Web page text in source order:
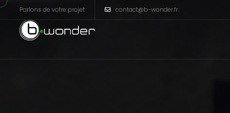
Parlons de votre projet contact@b-wonder.fr